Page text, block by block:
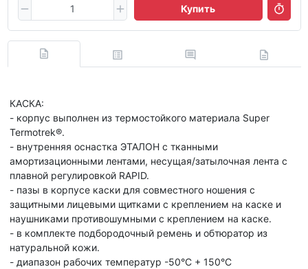
Купить
КАСКА:
- корпус выполнен из термостойкого материала Super
Termotrek®.
- внутренняя оснастка ЭТАЛОН с тканными
амортизационными лентами, несущая/затылочная лента с
плавной регулировкой RAPID.
- пазы в корпусе каски для совместного ношения с
защитными лицевыми щитками с креплением на каске и
наушниками противошумными с креплением на каске.
- в комплекте подбородочный ремень и обтюратор из
натуральной кожи.
- диапазон рабочих температур -50°C + 150°C